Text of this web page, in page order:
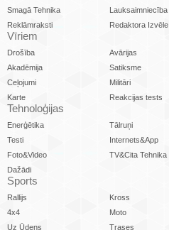
Smagā Tehnika
Lauksaimniecība
Reklāmraksti
Redaktora Izvēle
Vīriem
Drošība Avārijas
Akadēmija
Satiksme
Ceļojumi
Militāri
Karte
Reakcijas tests
Tehnoloģijas
Enerģētika Tālruņi
Testi
Internets&App
Foto&Video
TV&Cita Tehnika
Dažādi
Sports
Rallijs Kross
4x4
Moto
Uz Ūdens
Trases